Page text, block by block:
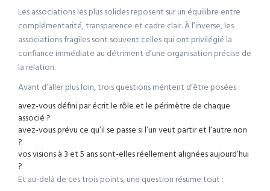
Les associations les plus solides reposent sur un équilibre entre
complémentarité, transparence et cadre clair. À l’inverse, les
associations fragiles sont souvent celles qui ont privilégié la
confiance immédiate au détriment d’une organisation précise de
la relation.
Avant d’aller plus loin, trois questions méritent d’être posées :
avez-vous défini par écrit le rôle et le périmètre de chaque
associé ?
avez-vous prévu ce qu’il se passe si l’un veut partir et l’autre non
?
vos visions à 3 et 5 ans sont-elles réellement alignées aujourd’hui
?
Et au-delà de ces trois points, une question résume tout :